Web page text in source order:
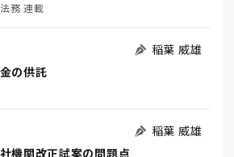
務 連載
稲葉 威雄
の供託
稲葉 威雄
機関改正試案の問題点